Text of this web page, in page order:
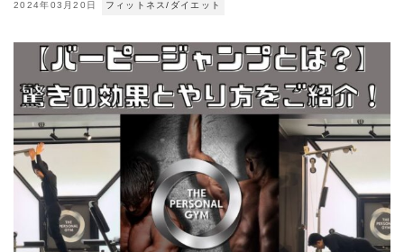
2024年03月20日 フィットネス/ダイエット